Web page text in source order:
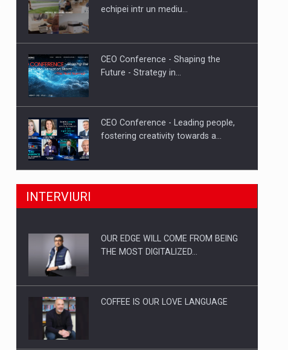
Proteinmaxxing and the Future of
echipei intr un mediu…
CEO Conference - Shaping the
Future - Strategy in…
CEO Conference - Leading people,
fostering creativity towards a…
CEO Conference - Shaping The
Webinar - Business Evolution-
INTERVIURI
OUR EDGE WILL COME FROM BEING
THE MOST DIGITALIZED…
COFFEE IS OUR LOVE LANGUAGE